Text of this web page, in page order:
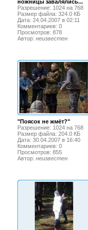
ножницы завалялись...
Разрешение: 1024 на 768
Размер файла: 324.0 КБ
Дата: 24.04.2007 в 02:11
Комментариев: 0
Просмотров: 878
Автор: неизвестен
"Поясок не жмёт?"
Разрешение: 1024 на 768
Размер файла: 204.0 КБ
Дата: 30.04.2007 в 16:40
Комментариев: 0
Просмотров: 855
Автор: неизвестен